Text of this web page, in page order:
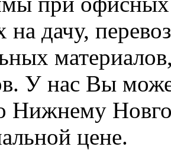
на дачу,
У нас Вы
Нижнему
цене.